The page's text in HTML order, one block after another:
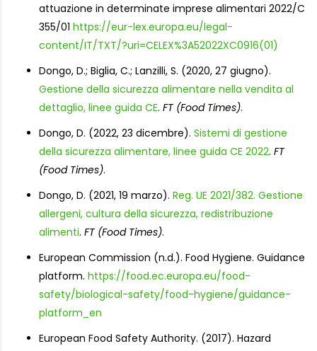
attuazione in determinate imprese alimentari 2022/C
355/01 https://eur-lex.europa.eu/legal-
content/IT/TXT/?uri=CELEX%3A52022XC0916(01)
Dongo, D.; Biglia, C.; Lanzilli, S. (2020, 27 giugno).
Gestione della sicurezza alimentare nella vendita al
dettaglio, linee guida CE. FT (Food Times).
Dongo, D. (2022, 23 dicembre). Sistemi di gestione
della sicurezza alimentare, linee guida CE 2022. FT
(Food Times).
Dongo, D. (2021, 19 marzo). Reg. UE 2021/382. Gestione
allergeni, cultura della sicurezza, redistribuzione
alimenti. FT (Food Times).
European Commission (n.d.). Food Hygiene. Guidance
platform. https://food.ec.europa.eu/food-
safety/biological-safety/food-hygiene/guidance-
platform_en
European Food Safety Authority. (2017). Hazard